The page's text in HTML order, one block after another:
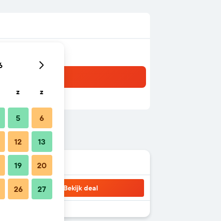
Bekijk deal
z z
5 6
12 13
19 20
26 27